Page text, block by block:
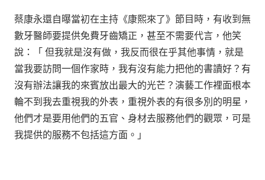
蔡康永還自曝當初在主持《康熙來了》節目時，有收到無
數牙醫師要提供免費牙齒矯正，甚至不需要代言，他笑
說：「 但我就是沒有做，我反而很在乎其他事情，就是
當我要訪問一個作家時，我有沒有能力把他的書讀好？有
沒有辦法讓我的來賓放出最大的光芒？演藝工作裡面根本
輪不到我去重視我的外表，重視外表的有很多別的明星，
他們才是要用他們的五官、身材去服務他們的觀眾，可是
我提供的服務不包括這方面。」